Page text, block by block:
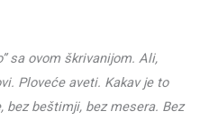
sa ovom škrivanijom. Ali,
Ploveće aveti. Kakav je to
bez beštimji, bez mesera. Bez